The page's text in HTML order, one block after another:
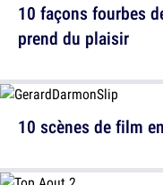
10 façons fourbes
prend du plaisir
10 scènes de film